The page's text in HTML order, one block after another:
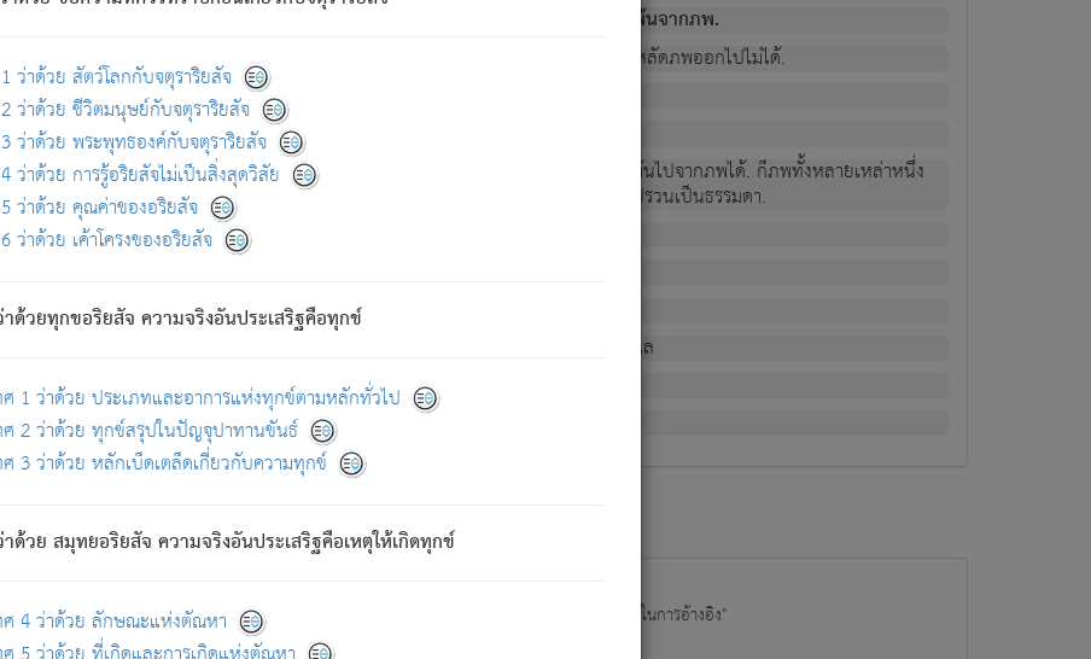
ว่าด้วย สัตว์โลกกับจตุราริยสัจ
ว่าด้วย ชีวิตมนุษย์กับจตุราริยสัจ
ว่าด้วย พระพุทธองค์กับจตุราริยสัจ
ว่าด้วย การรู้อริยสัจไม่เป็นสิ่งสุดวิสัย
ว่าด้วย คุณค่าของอริยสัจ
ว่าด้วย เค้าโครงของอริยสัจ
ด้วยทุกขอริยสัจ ความจริงอันประเสริฐคือทุกข์
1 ว่าด้วย ประเภทและอาการแห่งทุกข์ตามหลักทั่วไป
2 ว่าด้วย ทุกข์สรุปในปัญจุปาทานขันธ์
3 ว่าด้วย หลักเบ็ดเตล็ดเกี่ยวกับความทุกข์
ด้วย สมุทยอริยสัจ ความจริงอันประเสริฐคือเหตุให้เกิดทุกข์
4 ว่าด้วย ลักษณะแห่งตัณหา
นจากภพว่ามีได้เพราะภพ เรากล่าวว่า สมณะหรือพราหมณ์ทั้งปวงนั้น มิใช่ผู้หลดพ้นจากภพ.
กไปได้จากภพ ว่ามีได้เพราะวิภพ[2]
: เรากล่าวว่า สมณะหรือพราหมณ์ทั้งปวงนั้น ก็ยังสลัดภพออกไปไม่ได้.
กิดขึ้นแห่งทุกข์จึงไม่มี.
นอวิชาหนาแน่นบังหนาแล้ว; และว่า สัตว์ผู้ยินดีในภพอันเป็นแล้วนั้น ย่อมไม่เป็นผู้หลุดพ้นไปจากภพได้. ก็ภพทั้งหลายเหล่าหนึ่ง
แห่งประโยชน์โดยประการทั้งปวง; ภพทั้งหลายทั้งหมดนั้น ไม่เที่ยง เป็นทุกข์ มีความแปรปรวนเป็นธรรมดา.
ที่เป็นจริงอย่างนี้อยู่; เขาย่อมละภวตัณหาได้ และไม่เพลิดเพลินวิภวตัณหาด้วย.
งหลาย) เพราะความสิ้นไปแห่งตัณหาโดยประการทั้งปวง นั้นคือนิพพาน.
พราะไม่มีความยึดมั่น
แล้ว ก้าวล่วงภพทั้งหลายทั้งปวงได้แล้ว เป็นผู้คงที่ (คือไม่เปลี่ยนแปลงอีกต่อไป). ดังนี้แล
คนต้นโพธิ์เป็นที่ตรัสรู้ เมื่อตรัสรู้แล้วได้ 7 วัน)
มากที่สุด ผู้ศึกษาก็พึงตรวจสอบกับตัวเล่มหนังสือต้นฉบับ ที่มีการพิมพ์ครั้งล่าสุด ก่อนนำข้อมูลไปใช้ในการอ้างอิง"